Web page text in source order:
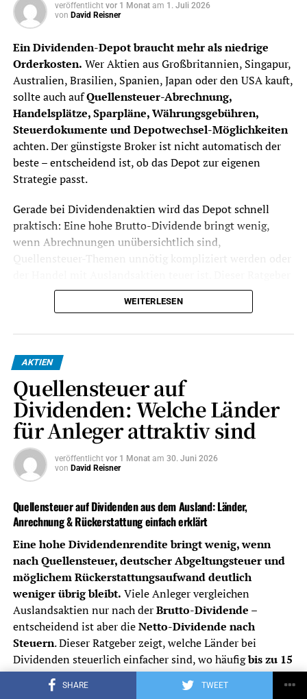
SHARE TWEET
veröffentlicht vor 1 Monat am 1. Juli 2026
von David Reisner
Ein Dividenden-Depot braucht mehr als niedrige
Orderkosten. Wer Aktien aus Großbritannien, Singapur,
Australien, Brasilien, Spanien, Japan oder den USA kauft,
sollte auch aufQuellensteuer-Abrechnung,
Handelsplätze, Sparpläne, Währungsgebühren,
Steuerdokumente und Depotwechsel-Möglichkeiten
achten. Der günstigste Broker ist nicht automatisch der
beste – entscheidend ist, ob das Depot zur eigenen
Strategie passt.
Gerade bei Dividendenaktien wird das Depot schnell
praktisch: Eine hohe Brutto-Dividende bringt wenig,
wenn Abrechnungen unübersichtlich sind,
Quellensteuer-Themen unnötig kompliziert werden oder
zeigt, worauf Anleger achten sollten, bevor sie ein
Dividenden-Depot eröffnen oder ihr bestehendes Depot
Stand: Juli 2026.
Anlageberatung und keine Steuerberatung, sondern eine
Orientierung für Privatanleger in Deutschland.
Das Wichtigste in Kürze – Kosten
und Steuern
Depotkosten
Depotführung,
Handelsplatzgebühren,
Sparplankosten und
Währungsumrechnung zählen.
Dividendenabrechnung
Ein gutes Dividenden-Depot sollte
Ausschüttungen, Steuern und Erträge
übersichtlich dokumentieren.
Quellensteuer
Bei Auslandsdividenden ist wichtig, ob
der Broker Quellensteuer sauber
ausweist, anrechenbare Beträge
WEITERLESEN
AKTIEN
Quellensteuer auf
Dividenden: Welche Länder
für Anleger attraktiv sind
veröffentlicht vor 1 Monat am 30. Juni 2026
von David Reisner
Quellensteuer auf Dividenden aus dem Ausland: Länder,
Anrechnung & Rückerstattung einfach erklärt
Eine hohe Dividendenrendite bringt wenig, wenn
nach Quellensteuer, deutscher Abgeltungsteuer und
möglichem Rückerstattungsaufwand deutlich
weniger übrig bleibt. Viele Anleger vergleichen
Auslandsaktien nur nach derBrutto-Dividende –
entscheidend ist aber dieNetto-Dividende nach
Steuern. Dieser Ratgeber zeigt, welche Länder bei
Dividenden steuerlich einfacher sind, wo häufigbis zu 15
Prozentpunkteangerechnet werden können und wann
sich eine Rückerstattung überhaupt lohnt.